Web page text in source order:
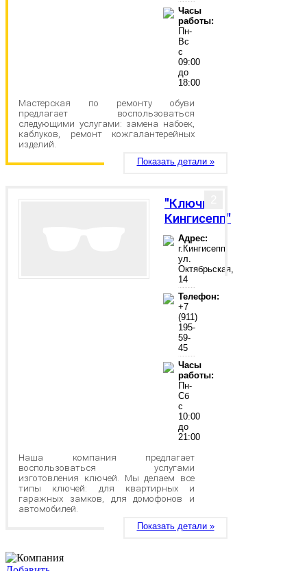
Часы
работы:
Пн-
Вс
с
09:00
до
18:00
Мастерская по ремонту обуви
предлагает воспользоваться
следующими услугами: замена набоек,
каблуков, ремонт кожгалантерейных
изделий.
Показать детали »
"Ключи-
Кингисепп"
Адрес:
г.Кингисепп,
ул.
Октябрьская,
14
Телефон:
+7
(911)
195-
59-
45
Часы
работы:
Пн-
Сб
с
10:00
до
21:00
Наша компания предлагает
воспользоваться услугами
изготовления ключей. Мы делаем все
типы ключей: для квартирных и
гаражных замков, для домофонов и
автомобилей.
Показать детали »